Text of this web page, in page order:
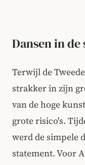
Dansen in
Terwijl de
strakker in zijn
van de hoge
grote risico's.
werd de simpele
statement. Voor